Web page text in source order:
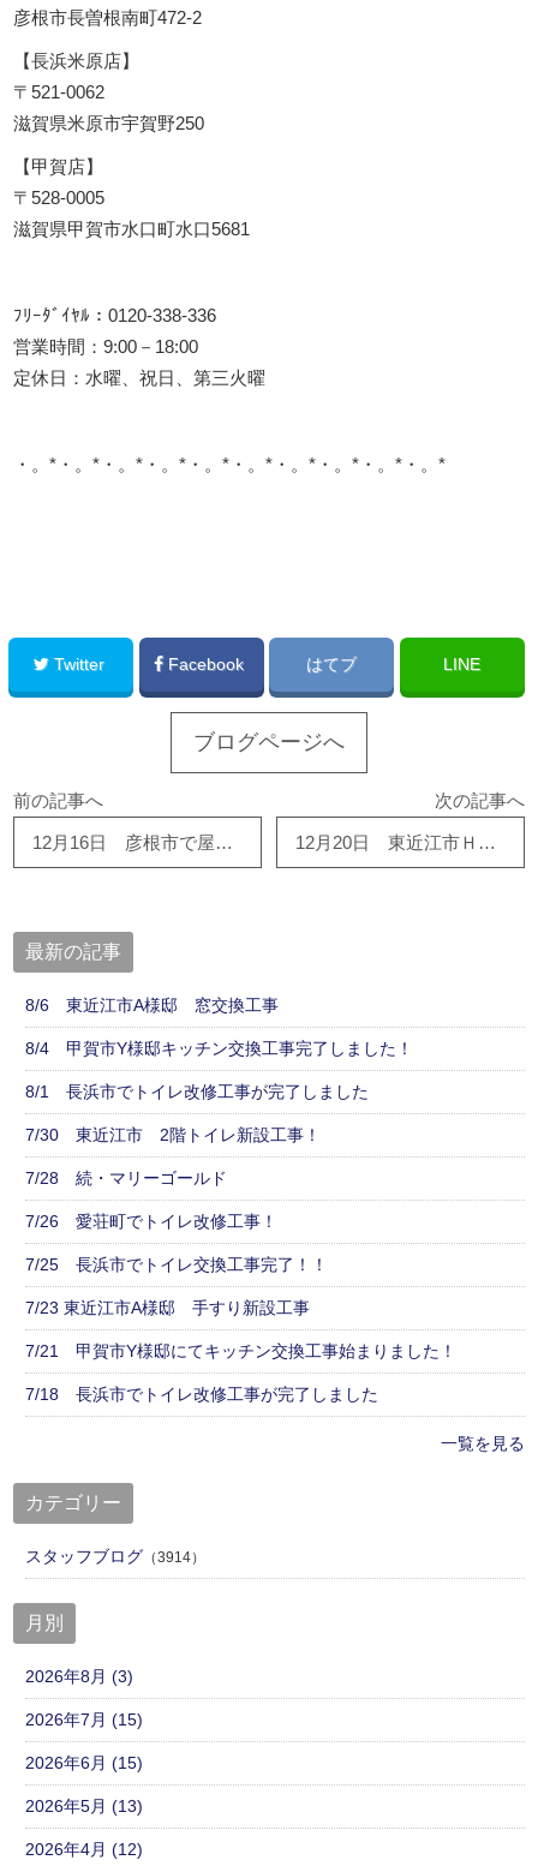
彦根市長曽根南町472-2
【長浜米原店】
〒521-0062
滋賀県米原市宇賀野250
【甲賀店】
〒528-0005
滋賀県甲賀市水口町水口5681
ﾌﾘｰﾀﾞｲﾔﾙ：0120-338-336
営業時間：9:00－18:00
定休日：水曜、祝日、第三火曜
・。*・。*・。*・。*・。*・。*・。*・。*・。*・。*
Twitter Facebook はてブ LINE
ブログページへ
前の記事へ
12月16日 彦根市で屋根塗装、ベランダ防水工事完了しました！
次の記事へ
12月20日 東近江市Ｈ様邸 水廻り改修工事もうすぐ完成です！！
最新の記事
8/6 東近江市A様邸 窓交換工事
8/4 甲賀市Y様邸キッチン交換工事完了しました！
8/1 長浜市でトイレ改修工事が完了しました
7/30 東近江市 2階トイレ新設工事！
7/28 続・マリーゴールド
7/26 愛荘町でトイレ改修工事！
7/25 長浜市でトイレ交換工事完了！！
7/23 東近江市A様邸 手すり新設工事
7/21 甲賀市Y様邸にてキッチン交換工事始まりました！
7/18 長浜市でトイレ改修工事が完了しました
一覧を見る
カテゴリー
スタッフブログ （3914）
月別
2026年8月 (3)
2026年7月 (15)
2026年6月 (15)
2026年5月 (13)
2026年4月 (12)